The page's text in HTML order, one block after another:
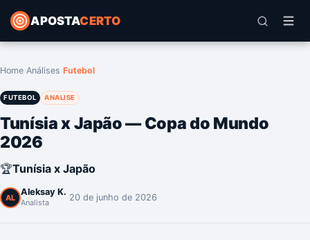
APOSTACERTO
Home Análises Futebol
FUTEBOL ANALISE
Tunísia x Japão — Copa do Mundo
2026
🏆Tunísia x Japão
AL
Aleksay K.
Analista 20 de junho de 2026